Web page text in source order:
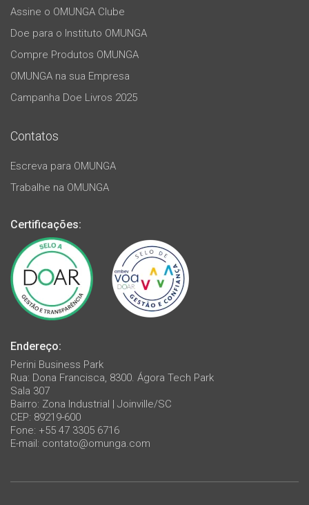
Assine o OMUNGA Clube
Doe para o Instituto OMUNGA
Compre Produtos OMUNGA
OMUNGA na sua Empresa
Campanha Doe Livros 2025
Contatos
Escreva para OMUNGA
Trabalhe na OMUNGA
Certificações:
Endereço:
Perini Business Park
Rua: Dona Francisca, 8300. Ágora Tech Park
Sala 307
Bairro: Zona Industrial | Joinville/SC
CEP: 89219-600
Fone: +55 47 3305 6716
E-mail: contato@omunga.com